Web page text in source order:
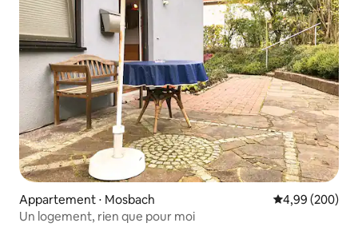
Appartement ⋅ Mosbach Évaluation
4,99 (200)
Un logement, rien que pour moi